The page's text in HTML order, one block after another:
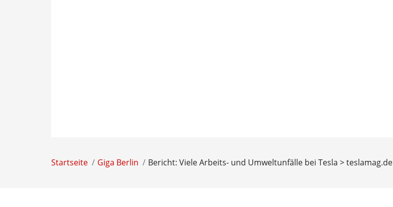
Startseite Giga Berlin Bericht: Viele Arbeits- und Umweltunfälle bei Tesla > teslamag.de